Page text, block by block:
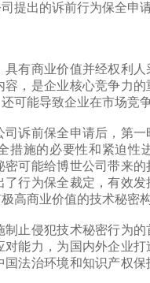
出的诉前行为保全申请
商业价值并经权利人
，是企业核心竞争力
可能导致企业在市场竞
前保全申请后，第一
措施的必要性和紧迫性
可能给博世公司带来
行为保全裁定，有效
高商业价值的技术秘密
侵犯技术秘密行为的
能力，为国内外企业
法治环境和知识产权